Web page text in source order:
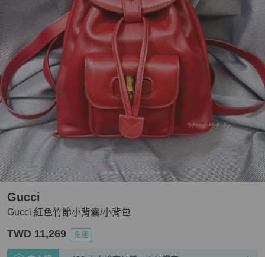
Gucci 紅色竹節小背囊/小背包
Gucci
TWD 11,269 免運